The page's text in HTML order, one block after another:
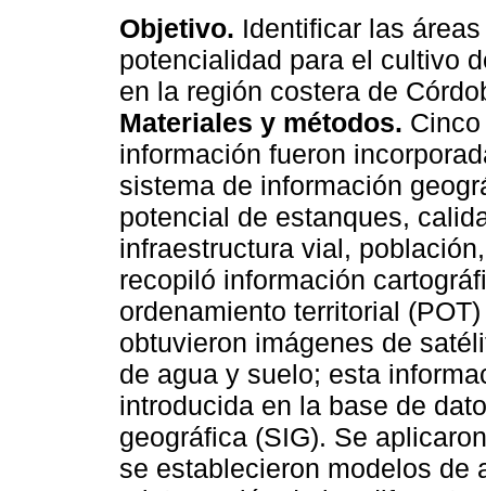
Objetivo. Identificar las
potencialidad para el cultivo
en la región costera de
Materiales y métodos.
información fueron
sistema de información
potencial de estanques,
infraestructura vial,
recopiló información
ordenamiento territorial
obtuvieron imágenes de
de agua y suelo; esta
introducida en la base de
geográfica (SIG). Se
se establecieron modelos de